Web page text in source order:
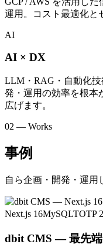
運用。コスト最適化と
AI
AI × DX
LLM・RAG・自動化
発・運用の効率を根本
広げます。
02 — Works
事例
自ら企画・開発・運用
Next.js 16MySQLTOTP
dbit CMS — 最先